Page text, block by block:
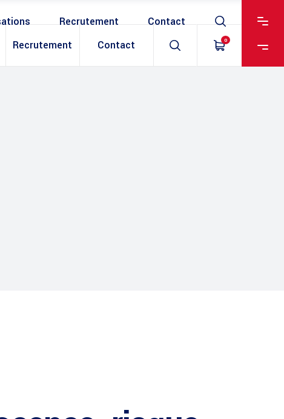
Recrutement Contact 0
Recrutement Contact